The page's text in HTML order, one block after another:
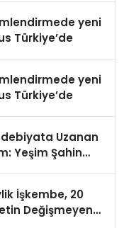
yeni
Türkiye’de
yeni
Türkiye’de
Uzanan
Yeşim Şahin
İşkembe, 20
Değişmeyen